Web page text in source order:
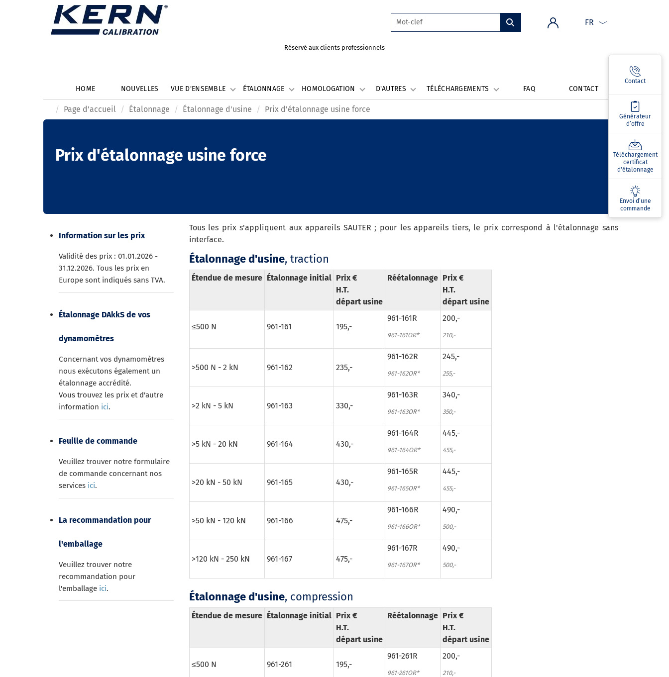
FR
Réservé aux clients professionnels
Contact
Générateur
d’offre
Téléchargement
certificat
d'étalonnage
Envoi d’une
commande
HOME NOUVELLES VUE D'ENSEMBLE ÉTALONNAGE HOMOLOGATION D'AUTRES TÉLÉCHARGEMENTS FAQ CONTACT
Page d'accueil Étalonnage Étalonnage d'usine Prix d'étalonnage usine force
Prix d'étalonnage usine force
Information sur les prix
Validité des prix : 01.01.2026 -
31.12.2026. Tous les prix en
Europe sont indiqués sans TVA.
Étalonnage DAkkS de vos
dynamomètres
Concernant vos dynamomètres
nous exécutons également un
étalonnage accrédité.
Vous trouvez les prix et d'autre
information ici.
Feuille de commande
Veuillez trouver notre formulaire
de commande concernant nos
services ici.
La recommandation pour
l'emballage
Veuillez trouver notre
recommandation pour
l'emballage ici.
Tous les prix s'appliquent aux appareils SAUTER ; pour les appareils tiers, le prix correspond à l'étalonnage sans
interface.
Étalonnage d'usine, traction
Étendue de mesure Étalonnage initial Prix €
H.T.
départ usine
Réétalonnage Prix €
H.T.
départ usine
≤500 N 961-161 195,-
961-161R
961-161OR*
200,-
210,-
>500 N - 2 kN 961-162 235,-
961-162R
961-162OR*
245,-
255,-
>2 kN - 5 kN 961-163 330,-
961-163R
961-163OR*
340,-
350,-
>5 kN - 20 kN 961-164 430,-
961-164R
961-164OR*
445,-
455,-
>20 kN - 50 kN 961-165 430,-
961-165R
961-165OR*
445,-
455,-
>50 kN - 120 kN 961-166 475,-
961-166R
961-166OR*
490,-
500,-
>120 kN - 250 kN 961-167 475,-
961-167R
961-167OR*
490,-
500,-
Étalonnage d'usine, compression
Étendue de mesure Étalonnage initial Prix €
H.T.
départ usine
Réétalonnage Prix €
H.T.
départ usine
≤500 N 961-261 195,-
961-261R
961-261OR*
200,-
210,-